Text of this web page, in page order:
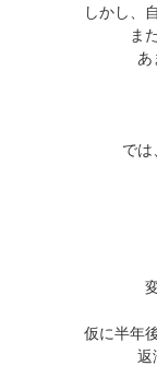
しかし、
ま
あ
では
仮に半年
返